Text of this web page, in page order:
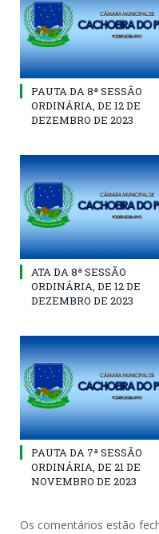
PAUTA DA 8ª SESSÃO
ORDINÁRIA, DE 12 DE
DEZEMBRO DE 2023
ATA DA 8ª SESSÃO
ORDINÁRIA, DE 12 DE
DEZEMBRO DE 2023
PAUTA DA 7ª SESSÃO
ORDINÁRIA, DE 21 DE
NOVEMBRO DE 2023
Os comentários estão